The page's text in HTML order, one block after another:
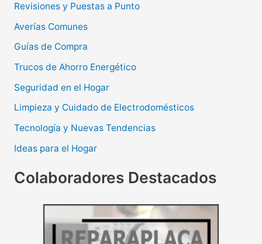
Revisiones y Puestas a Punto
Averías Comunes
Guías de Compra
Trucos de Ahorro Energético
Seguridad en el Hogar
Limpieza y Cuidado de Electrodomésticos
Tecnología y Nuevas Tendencias
Ideas para el Hogar
Colaboradores Destacados